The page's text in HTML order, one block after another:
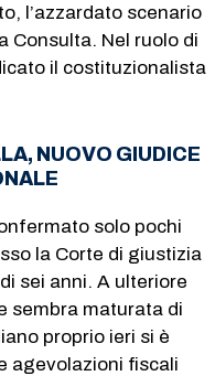
l’azzardato scenario
Consulta. Nel ruolo di
il costituzionalista
NUOVO GIUDICE
solo pochi
la Corte di giustizia
sei anni. A ulteriore
sembra maturata di
proprio ieri si è
agevolazioni fiscali